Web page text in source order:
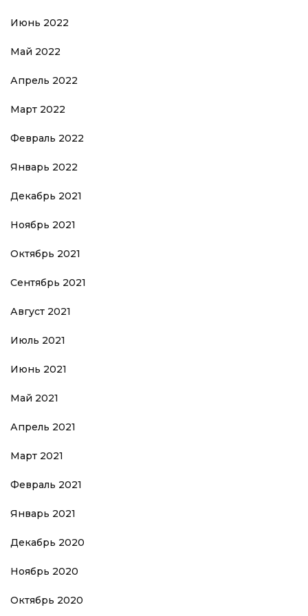
Июнь 2022
Май 2022
Апрель 2022
Март 2022
Февраль 2022
Январь 2022
Декабрь 2021
Ноябрь 2021
Октябрь 2021
Сентябрь 2021
Август 2021
Июль 2021
Июнь 2021
Май 2021
Апрель 2021
Март 2021
Февраль 2021
Январь 2021
Декабрь 2020
Ноябрь 2020
Октябрь 2020